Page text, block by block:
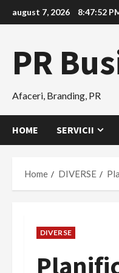
to
august 7, 2026 8:47:53
PR
Afaceri, Branding, PR
HOME SERVICII
Home DIVERSE
DIVERSE